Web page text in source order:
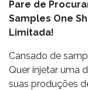
Pare de
Samples One
Limitada!
Cansado de
Quer injetar uma
suas produções